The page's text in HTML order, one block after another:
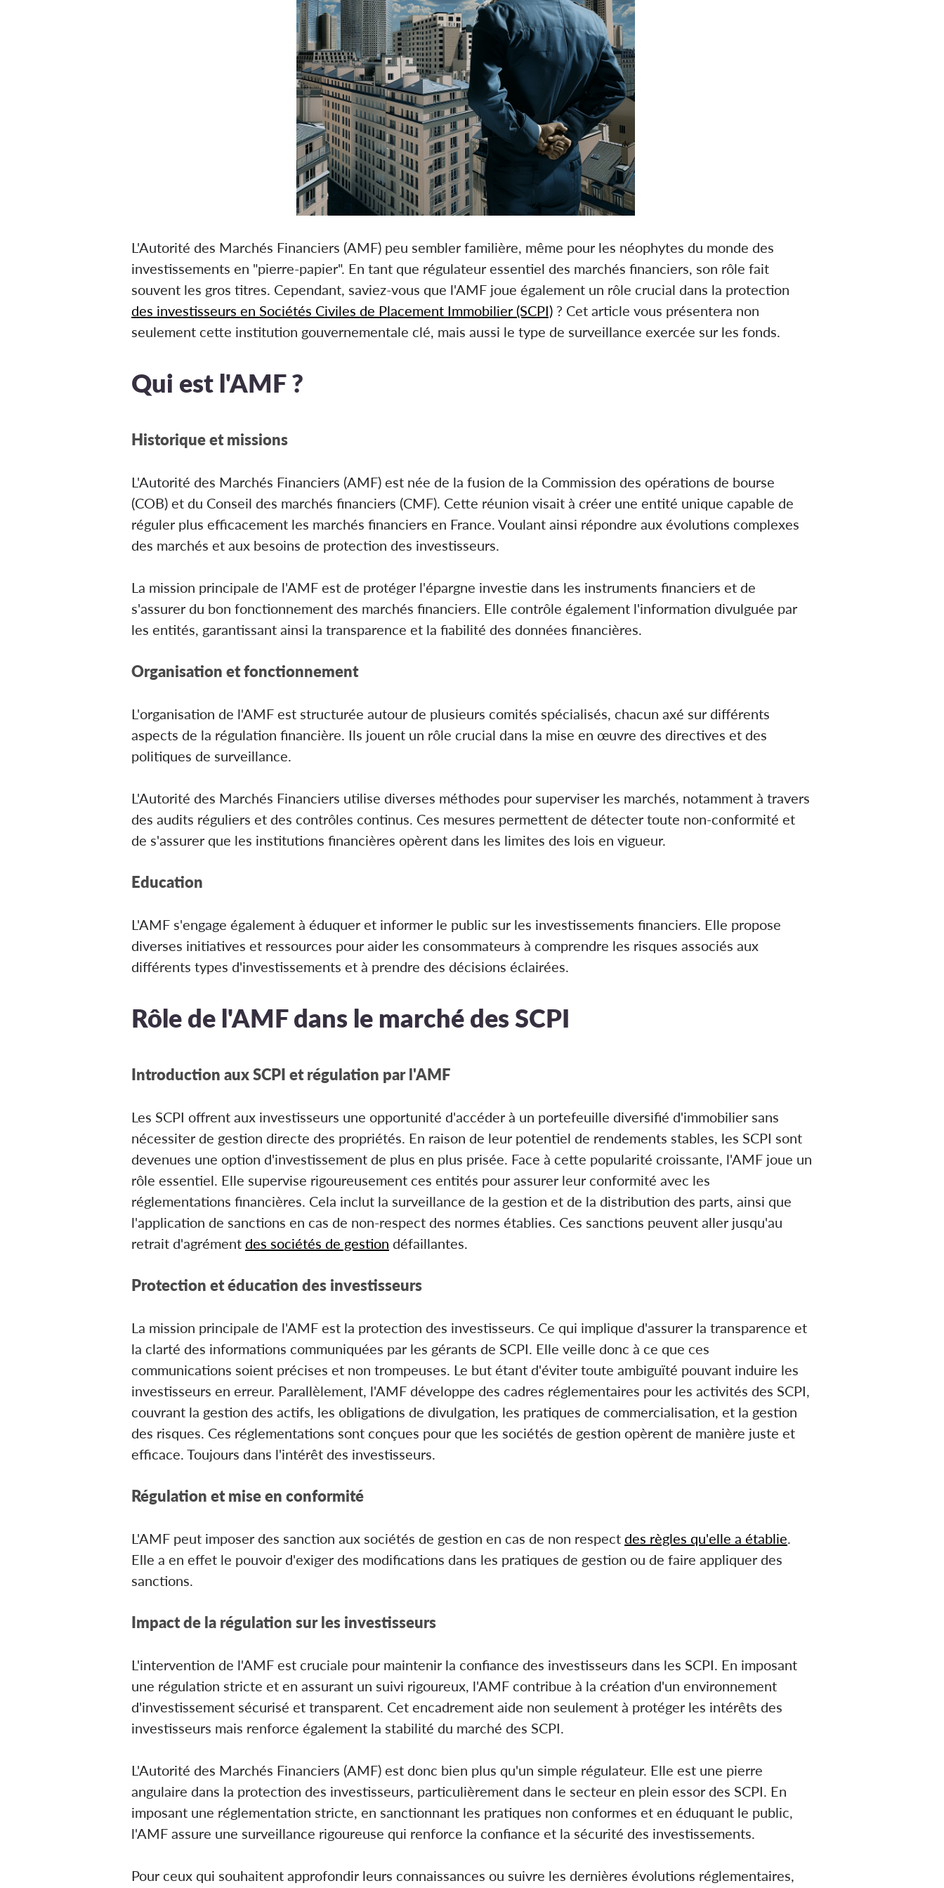
L'Autorité des Marchés Financiers (AMF) peu sembler familière, même pour les néophytes du monde des
investissements en "pierre-papier". En tant que régulateur essentiel des marchés financiers, son rôle fait
souvent les gros titres. Cependant, saviez-vous que l'AMF joue également un rôle crucial dans la protection
des investisseurs en Sociétés Civiles de Placement Immobilier (SCPI) ? Cet article vous présentera non
seulement cette institution gouvernementale clé, mais aussi le type de surveillance exercée sur les fonds.
Qui est l'AMF ?
Historique et missions
L'Autorité des Marchés Financiers (AMF) est née de la fusion de la Commission des opérations de bourse
(COB) et du Conseil des marchés financiers (CMF). Cette réunion visait à créer une entité unique capable de
réguler plus efficacement les marchés financiers en France. Voulant ainsi répondre aux évolutions complexes
des marchés et aux besoins de protection des investisseurs.
La mission principale de l'AMF est de protéger l'épargne investie dans les instruments financiers et de
s'assurer du bon fonctionnement des marchés financiers. Elle contrôle également l'information divulguée par
les entités, garantissant ainsi la transparence et la fiabilité des données financières.
Organisation et fonctionnement
L'organisation de l'AMF est structurée autour de plusieurs comités spécialisés, chacun axé sur différents
aspects de la régulation financière. Ils jouent un rôle crucial dans la mise en œuvre des directives et des
politiques de surveillance.
L'Autorité des Marchés Financiers utilise diverses méthodes pour superviser les marchés, notamment à travers
des audits réguliers et des contrôles continus. Ces mesures permettent de détecter toute non-conformité et
de s'assurer que les institutions financières opèrent dans les limites des lois en vigueur.
Education
L'AMF s'engage également à éduquer et informer le public sur les investissements financiers. Elle propose
diverses initiatives et ressources pour aider les consommateurs à comprendre les risques associés aux
différents types d'investissements et à prendre des décisions éclairées.
Rôle de l'AMF dans le marché des SCPI
Introduction aux SCPI et régulation par l'AMF
Les SCPI offrent aux investisseurs une opportunité d'accéder à un portefeuille diversifié d'immobilier sans
nécessiter de gestion directe des propriétés. En raison de leur potentiel de rendements stables, les SCPI sont
devenues une option d'investissement de plus en plus prisée. Face à cette popularité croissante, l'AMF joue un
rôle essentiel. Elle supervise rigoureusement ces entités pour assurer leur conformité avec les
réglementations financières. Cela inclut la surveillance de la gestion et de la distribution des parts, ainsi que
l'application de sanctions en cas de non-respect des normes établies. Ces sanctions peuvent aller jusqu'au
retrait d'agrément des sociétés de gestion défaillantes.
Protection et éducation des investisseurs
La mission principale de l'AMF est la protection des investisseurs. Ce qui implique d'assurer la transparence et
la clarté des informations communiquées par les gérants de SCPI. Elle veille donc à ce que ces
communications soient précises et non trompeuses. Le but étant d'éviter toute ambiguïté pouvant induire les
investisseurs en erreur. Parallèlement, l'AMF développe des cadres réglementaires pour les activités des SCPI,
couvrant la gestion des actifs, les obligations de divulgation, les pratiques de commercialisation, et la gestion
des risques. Ces réglementations sont conçues pour que les sociétés de gestion opèrent de manière juste et
efficace. Toujours dans l'intérêt des investisseurs.
Régulation et mise en conformité
L'AMF peut imposer des sanction aux sociétés de gestion en cas de non respect des règles qu'elle a établie.
Elle a en effet le pouvoir d'exiger des modifications dans les pratiques de gestion ou de faire appliquer des
sanctions.
Impact de la régulation sur les investisseurs
L'intervention de l'AMF est cruciale pour maintenir la confiance des investisseurs dans les SCPI. En imposant
une régulation stricte et en assurant un suivi rigoureux, l'AMF contribue à la création d'un environnement
d'investissement sécurisé et transparent. Cet encadrement aide non seulement à protéger les intérêts des
investisseurs mais renforce également la stabilité du marché des SCPI.
L'Autorité des Marchés Financiers (AMF) est donc bien plus qu'un simple régulateur. Elle est une pierre
angulaire dans la protection des investisseurs, particulièrement dans le secteur en plein essor des SCPI. En
imposant une réglementation stricte, en sanctionnant les pratiques non conformes et en éduquant le public,
l'AMF assure une surveillance rigoureuse qui renforce la confiance et la sécurité des investissements.
Pour ceux qui souhaitent approfondir leurs connaissances ou suivre les dernières évolutions réglementaires,